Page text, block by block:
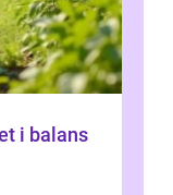
livet i balans